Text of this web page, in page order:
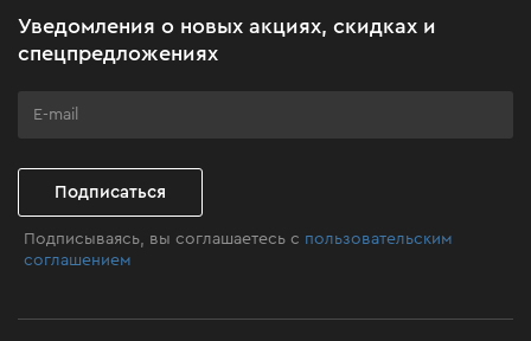
Клуб мастерства
Уведомления о новых акциях, скидках и
спецпредложениях
Подписаться
Подписываясь, вы соглашаетесь с пользовательским
соглашением